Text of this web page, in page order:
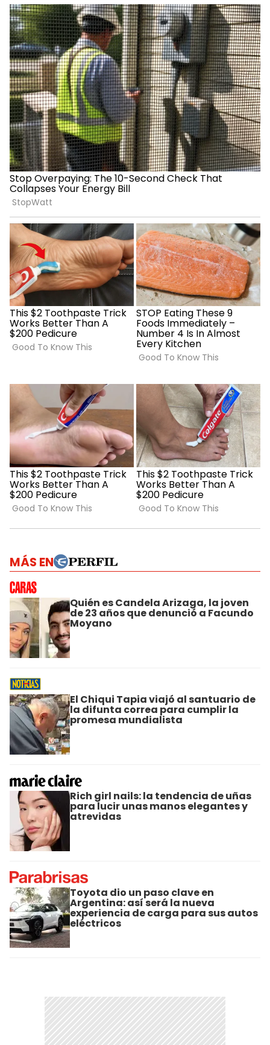
MÁS EN
Quién es Candela Arizaga, la joven
de 23 años que denunció a Facundo
Moyano
El Chiqui Tapia viajó al santuario de
la difunta correa para cumplir la
promesa mundialista
Rich girl nails: la tendencia de uñas
para lucir unas manos elegantes y
atrevidas
Toyota dio un paso clave en
Argentina: así será la nueva
experiencia de carga para sus autos
eléctricos